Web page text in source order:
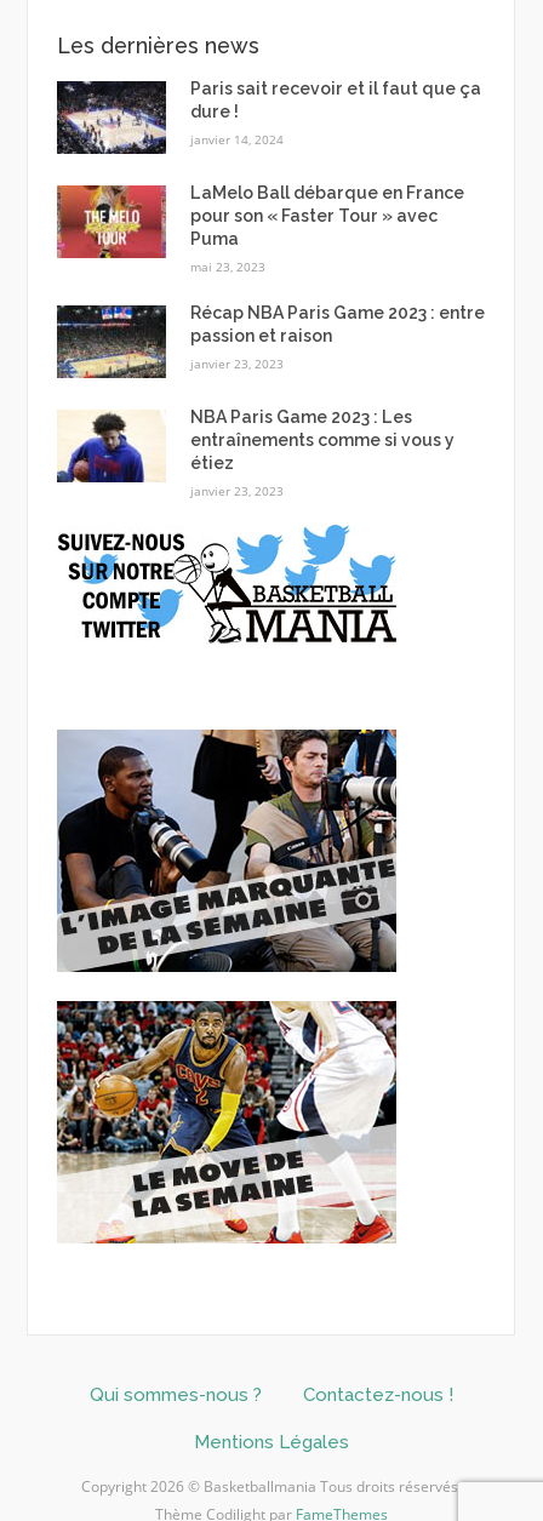
Les dernières news
Paris sait recevoir et il faut que ça
dure !
janvier 14, 2024
LaMelo Ball débarque en France
pour son « Faster Tour » avec
Puma
mai 23, 2023
Récap NBA Paris Game 2023 : entre
passion et raison
janvier 23, 2023
NBA Paris Game 2023 : Les
entraînements comme si vous y
étiez
janvier 23, 2023
Qui sommes-nous ? Contactez-nous !
Mentions Légales
Copyright 2026 © Basketballmania Tous droits réservés.
Thème Codilight par FameThemes